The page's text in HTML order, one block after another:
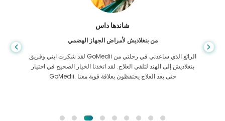
شاندها داس
من بنغلاديش لأمراض الجهاز الهضمي
لقد شكرت ابني وفريق GoMedii الرائع الذي ساعدني في رحلتي من
بنغلاديش إلى الهند لتلقي العلاج. لقد اتخذنا الخيار الصحيح في اختيار
GoMedii. حتى بعد العلاج يحتفظون بعلاقة قوية معنا